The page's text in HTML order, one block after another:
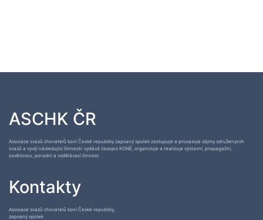
ASCHK ČR
Asociace svazů chovatelů koní České republiky zapsaný spolek zastupuje a prosazuje zájmy sdruženýcvh
svazů a vyvíjí následující činnosti: vydává časopis KONĚ, organizuje a realizuje výstavní, propagační,
osvětovou, poradní a vzdělávací činnost.
Kontakty
Asociace svazů chovatelů koní České republiky,
zapsaný spolek